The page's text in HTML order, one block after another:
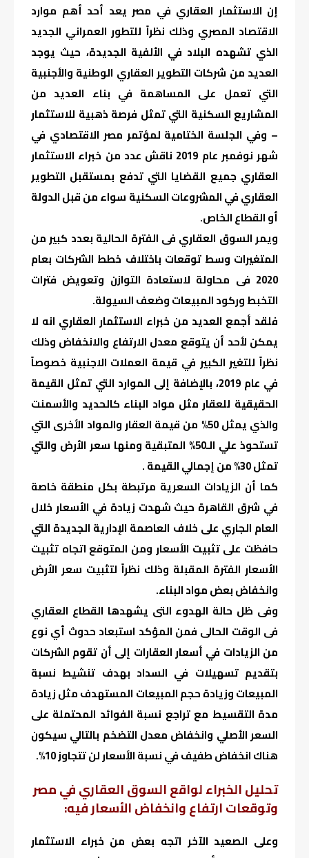
إن الاستثمار العقاري في مصر يعد أحد أهم موارد
الاقتصاد المصري وذلك نظراً للتطور العمراني الجديد
الذي تشهده البلاد في الألفية الجديدة، حيث يوجد
العديد من شركات التطوير العقاري الوطنية والأجنبية
التي تعمل على المساهمة في بناء العديد من
المشاريع السكنية التي تمثل فرصة ذهبية للاستثمار
– وفي الجلسة الختامية لمؤتمر مصر الاقتصادي في
شهر نوفمبر عام 2019 ناقش عدد من خبراء الاستثمار
العقاري جميع القضايا التي تدفع بمستقبل التطوير
العقاري في المشروعات السكنية سواء من قبل الدولة
أو القطاع الخاص.
ويمر السوق العقاري فى الفترة الحالية بعدد كبير من
المتغيرات وسط توقعات باختلاف خطط الشركات بعام
2020 فى محاولة لاستعادة التوازن وتعويض فترات
التخبط وركود المبيعات وضعف السيولة.
فلقد أجمع العديد من خبراء الاستثمار العقاري انه لا
يمكن لأحد أن يتوقع معدل الارتفاع والانخفاض وذلك
نظراً للتغير الكبير في قيمة العملات الاجنبية خصوصاً
في عام 2019، بالإضافة إلى الموارد التي تمثل القيمة
الحقيقية للعقار مثل مواد البناء كالحديد والأسمنت
والذي يمثل 50% من قيمة العقار والمواد الأخرى التي
تستحوذ علي الـ50% المتبقية ومنها سعر الأرض والتي
تمثل 30% من إجمالي القيمة .
كما أن الزيادات السعرية مرتبطة بكل منطقة خاصة
في شرق القاهرة حيث شهدت زيادة في الأسعار خلال
العام الجاري على خلاف العاصمة الإدارية الجديدة التي
حافظت على تثبيت الأسعار ومن المتوقع اتجاه تثبيت
الأسعار الفترة المقبلة وذلك نظراً لتثبيت سعر الأرض
وانخفاض بعض مواد البناء.
وفى ظل حالة الهدوء التى يشهدها القطاع العقاري
فى الوقت الحالى فمن المؤكد استبعاد حدوث أي نوع
من الزيادات في أسعار العقارات إلى أن تقوم الشركات
بتقديم تسهيلات في السداد بهدف تنشيط نسبة
المبيعات وزيادة حجم المبيعات المستهدف مثل زيادة
مدة التقسيط مع تراجع نسبة الفوائد المحتملة على
السعر الأصلي وانخفاض معدل التضخم بالتالي سيكون
هناك انخفاض طفيف في نسبة الأسعار لن تتجاوز 10%.
تحليل الخبراء لواقع السوق العقاري في مصر
وتوقعات ارتفاع وانخفاض الأسعار فيه:
وعلى الصعيد الآخر اتجه بعض من خبراء الاستثمار